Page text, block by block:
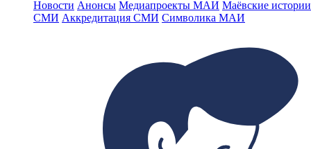
Новости Анонсы Медиапроекты МАИ Маёвские
СМИ Аккредитация СМИ Символика МАИ